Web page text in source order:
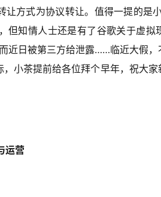
方式为协议转让。值得一提的是
但知情人士还是有了谷歌关于虚拟
近日被第三方给泄露……临近大假
小茶提前给各位拜个早年，祝大
运营